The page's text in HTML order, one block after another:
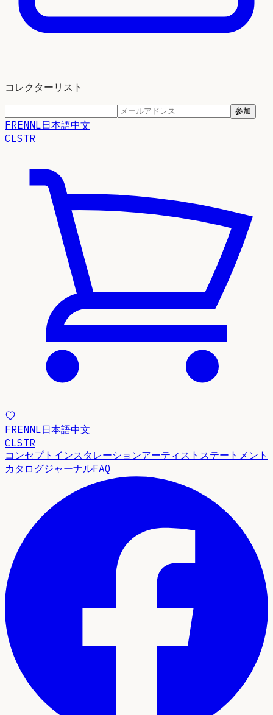
コレクターリスト
参加
FRENNL日本語中文
CLSTR
FRENNL日本語中文
CLSTR
コンセプト インスタレーションアーティストステートメント
カタログジャーナルFAQ